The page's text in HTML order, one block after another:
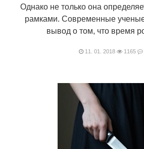
Однако не только она
рамками. Современные
вывод о том, что время
11. 01. 2018 1165